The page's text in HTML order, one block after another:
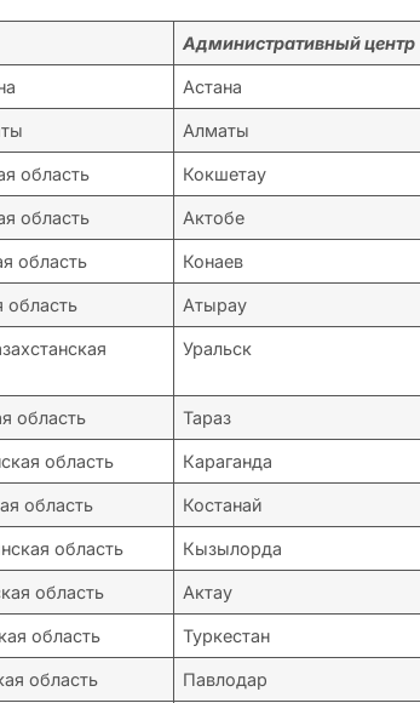
Административный центр
Астана
Алматы
область Кокшетау
область Актобе
область Конаев
область Атырау
Уральск
область Тараз
область Караганда
область Костанай
область Кызылорда
область Актау
область Туркестан
область Павлодар